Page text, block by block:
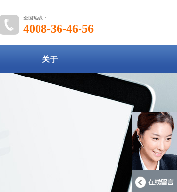
全国热线：
4008-36-46-56
关于